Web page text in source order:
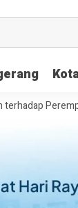
dan